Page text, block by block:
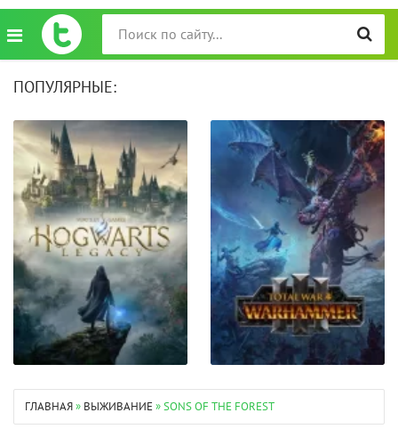
ПОПУЛЯРНЫЕ:
ГЛАВНАЯ» ВЫЖИВАНИЕ» SONS OF THE FOREST